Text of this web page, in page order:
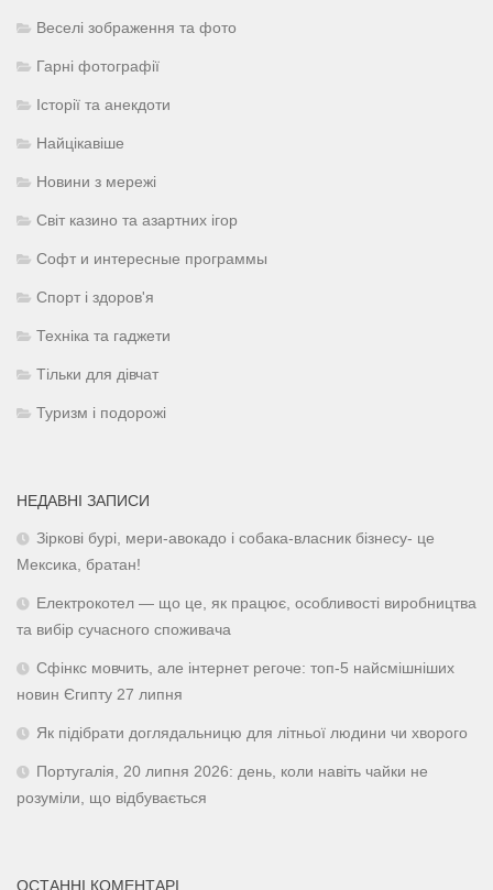
Веселі зображення та фото
Гарні фотографії
Історії та анекдоти
Найцікавіше
Новини з мережі
Світ казино та азартних ігор
Софт и интересные программы
Спорт і здоров'я
Техніка та гаджети
Тільки для дівчат
Туризм і подорожі
НЕДАВНІ ЗАПИСИ
Зіркові бурі, мери-авокадо і собака-власник бізнесу- це
Мексика, братан!
Електрокотел — що це, як працює, особливості виробництва
та вибір сучасного споживача
Сфінкс мовчить, але інтернет регоче: топ-5 найсмішніших
новин Єгипту 27 липня
Як підібрати доглядальницю для літньої людини чи хворого
Португалія, 20 липня 2026: день, коли навіть чайки не
розуміли, що відбувається
ОСТАННІ КОМЕНТАРІ